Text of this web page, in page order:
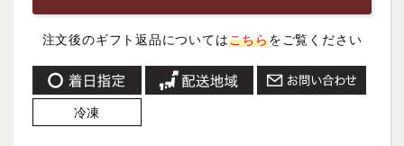
注文後のギフト返品についてはこちらをご覧ください
冷凍